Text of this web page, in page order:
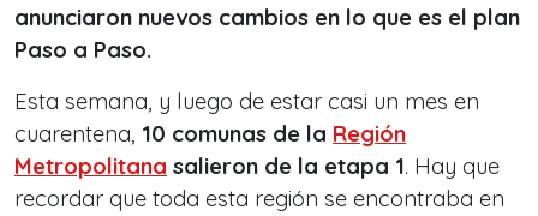
anunciaron nuevos cambios en lo que es el plan
Paso a Paso.
Esta semana, y luego de estar casi un mes en
cuarentena, 10 comunas de la Región
Metropolitana salieron de la etapa 1. Hay que
recordar que toda esta región se encontraba en